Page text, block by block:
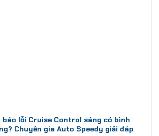
lỗi Cruise Control sáng có bình
Chuyên gia Auto Speedy giải đáp